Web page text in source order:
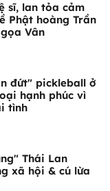
sĩ, lan tỏa cảm
Phật hoàng Trần
Vân
đứt" pickleball ở
hạnh phúc vì
tình
Thái Lan
xã hội & cú lừa